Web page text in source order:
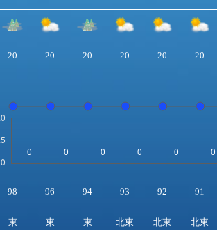
20 20 20 20 20 20
98 96 94 93 92 91
東 東 東 北東 北東 北東